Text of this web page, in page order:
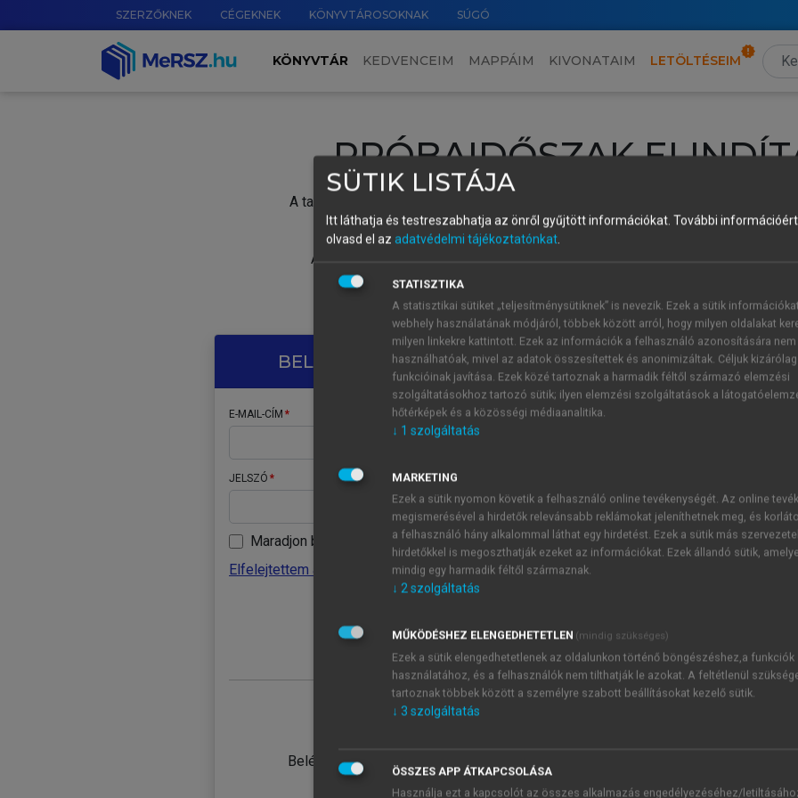
SZERZŐKNEK CÉGEKNEK KÖNYVTÁROSOKNAK SÚGÓ
KÖNYVTÁR KEDVENCEIM MAPPÁIM KIVONATAIM LETÖLTÉSEIM
PRÓBAIDŐSZAK
A tartalom megtekintéséhez lépj be a saját fiókoddal, iskolai azonosítóddal vagy
Új felhasználóként1 óra díjmentes hozzáférésrevagy
A próbaidőszak elindításához,
vagy hozz
A regisztráció után a
BELÉPÉS SAJÁT FIÓKKAL
E-MAIL-CÍM
JELSZÓ
Maradjon belépve
Elfelejtettem a jelszavamat
Belépés intézményi azonosítóval
ÚJ FIÓK
1 óra
JELSZÓ
Kérek értesítést a MeRSZ
Kérek értesítést az
SÜTIK LISTÁJA
Itt láthatja és testreszabhatja az önről gyűjtött információkat. További
olvasd el az adatvédelmi tájékoztatónkat.
STATISZTIKA
A statisztikai sütiket „teljesítménysütiknek” is nevezik. Ezek a sütik
webhely használatának módjáról, többek között arról, hogy milyen oldalakat
milyen linkekre kattintott. Ezek az információk a felhasználó azonosítására nem
használhatóak, mivel az adatok összesítettek és anonimizáltak. Céljuk
funkcióinak javítása. Ezek közé tartoznak a harmadik féltől származó elemzési
szolgáltatásokhoz tartozó sütik; ilyen elemzési szolgáltatások a
hőtérképek és a közösségi médiaanalitika.
↓ 1 szolgáltatás
MARKETING
Ezek a sütik nyomon követik a felhasználó online tevékenységét. Az online
megismerésével a hirdetők relevánsabb reklámokat jeleníthetnek meg, és
a felhasználó hány alkalommal láthat egy hirdetést. Ezek a sütik más
hirdetőkkel is megoszthatják ezeket az információkat. Ezek állandó sütik,
mindig egy harmadik féltől származnak.
↓ 2szolgáltatás
MŰKÖDÉSHEZ ELENGEDHETETLEN (mindig szükséges)
Ezek a sütik elengedhetetlenek az oldalunkon történő böngészéshez,a funkciók
használatához, és a felhasználók nem tilthatják le azokat. A feltétlenül
tartoznak többek között a személyre szabott beállításokat kezelő sütik.
↓ 3 szolgáltatás
ÖSSZES APP ÁTKAPCSOLÁSA
Használja ezt a kapcsolót az összes alkalmazás engedélyezéséhez/